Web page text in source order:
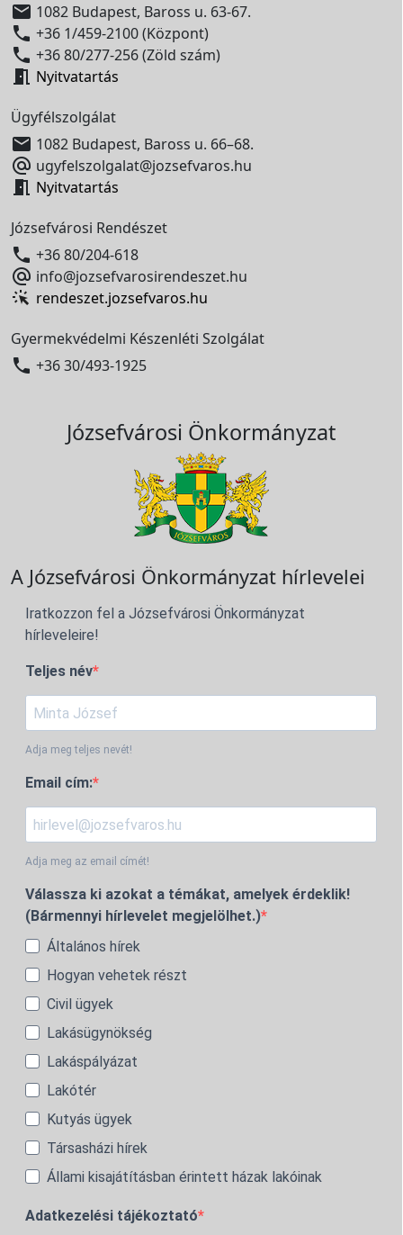
 1082 Budapest, Baross u. 63-67.
 +36 1/459-2100 (Központ)
 +36 80/277-256 (Zöld szám)
 Nyitvatartás
Ügyfélszolgálat
 1082 Budapest, Baross u. 66–68.
 ugyfelszolgalat@jozsefvaros.hu
 Nyitvatartás
Józsefvárosi Rendészet
 +36 80/204-618
 info@jozsefvarosirendeszet.hu
rendeszet.jozsefvaros.hu
Gyermekvédelmi Készenléti Szolgálat
 +36 30/493-1925
Józsefvárosi Önkormányzat
A Józsefvárosi Önkormányzat hírlevelei
Iratkozzon fel a Józsefvárosi Önkormányzat
hírleveleire!
Teljes név
Adja meg teljes nevét!
Email cím:
Adja meg az email címét!
Válassza ki azokat a témákat, amelyek érdeklik!
(Bármennyi hírlevelet megjelölhet.)
Általános hírek
Hogyan vehetek részt
Civil ügyek
Lakásügynökség
Lakáspályázat
Lakótér
Kutyás ügyek
Társasházi hírek
Állami kisajátításban érintett házak lakóinak
Adatkezelési tájékoztató